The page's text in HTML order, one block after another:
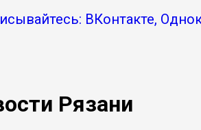
ВКонтакте,
Рязани